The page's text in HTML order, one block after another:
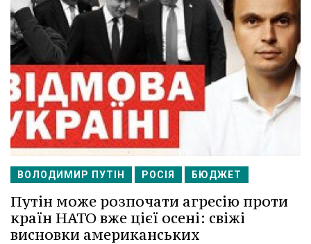
ВОЛОДИМИР ПУТІН РОСІЯ БЮДЖЕТ
Путін може розпочати агресію проти
країн НАТО вже цієї осені: свіжі
висновки американських